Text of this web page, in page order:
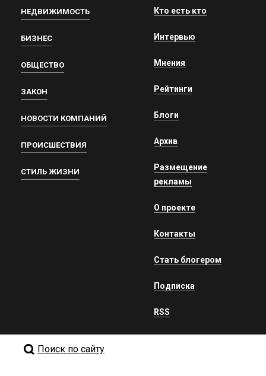
НЕДВИЖИМОСТЬ
БИЗНЕС
ОБЩЕСТВО
ЗАКОН
НОВОСТИ КОМПАНИЙ
ПРОИСШЕСТВИЯ
СТИЛЬ ЖИЗНИ
Кто есть кто
Интервью
Мнения
Рейтинги
Блоги
Архив
Размещение
рекламы
О проекте
Контакты
Стать блогером
Подписка
RSS
Поиск по сайту